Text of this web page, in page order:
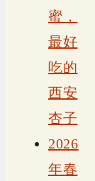
蜜，
最好
吃的
西安
杏子
2026
年春